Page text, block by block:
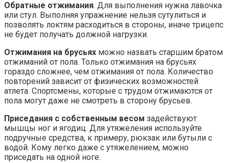
Обратные отжимания. Для выполнения нужна лавочка
или стул. Выполняя упражнение нельзя сутулиться и
позволять локтям расходиться в стороны, иначе трицепс
не будет получать должной нагрузки.
Отжимания на брусьях можно назвать старшим братом
отжиманий от пола. Только отжимания на брусьях
гораздо сложнее, чем отжимания от пола. Количество
повторений зависит от физических возможностей
атлета. Спортсмены, которые с трудом отжимаются от
пола могут даже не смотреть в сторону брусьев.
Приседания с собственным весом задействуют
мышцы ног и ягодиц. Для утяжеления используйте
подручные средства, к примеру, рюкзак или бутыли с
водой. Кому легко даже с утяжелением, можно
приседать на одной ноге.